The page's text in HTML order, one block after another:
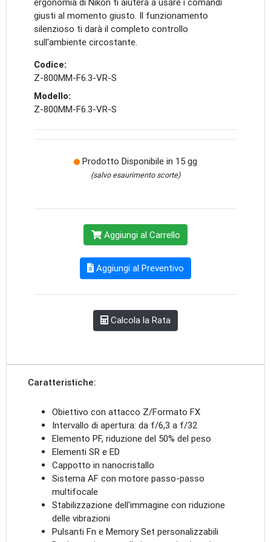
giusti al momento giusto. Il funzionamento
silenzioso ti darà il completo controllo
sull'ambiente circostante.
Codice:
Z-800MM-F6.3-VR-S
Modello:
Z-800MM-F6.3-VR-S
Prodotto Disponibile in 15 gg
(salvo esaurimento scorte)
Aggiungi al Carrello
Aggiungi al Preventivo
Calcola la Rata
Caratteristiche:
Obiettivo con attacco Z/Formato FX
Intervallo di apertura: da f/6,3 a f/32
Elemento PF, riduzione del 50% del peso
Elementi SR e ED
Cappotto in nanocristallo
Sistema AF con motore passo-passo
multifocale
Stabilizzazione dell'immagine con riduzione
delle vibrazioni
Pulsanti Fn e Memory Set personalizzabili